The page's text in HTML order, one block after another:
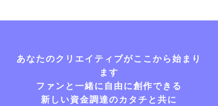
あなたのクリエイティブがここから始まり
ます
ファンと一緒に自由に創作できる
新しい資金調達のカタチと共に